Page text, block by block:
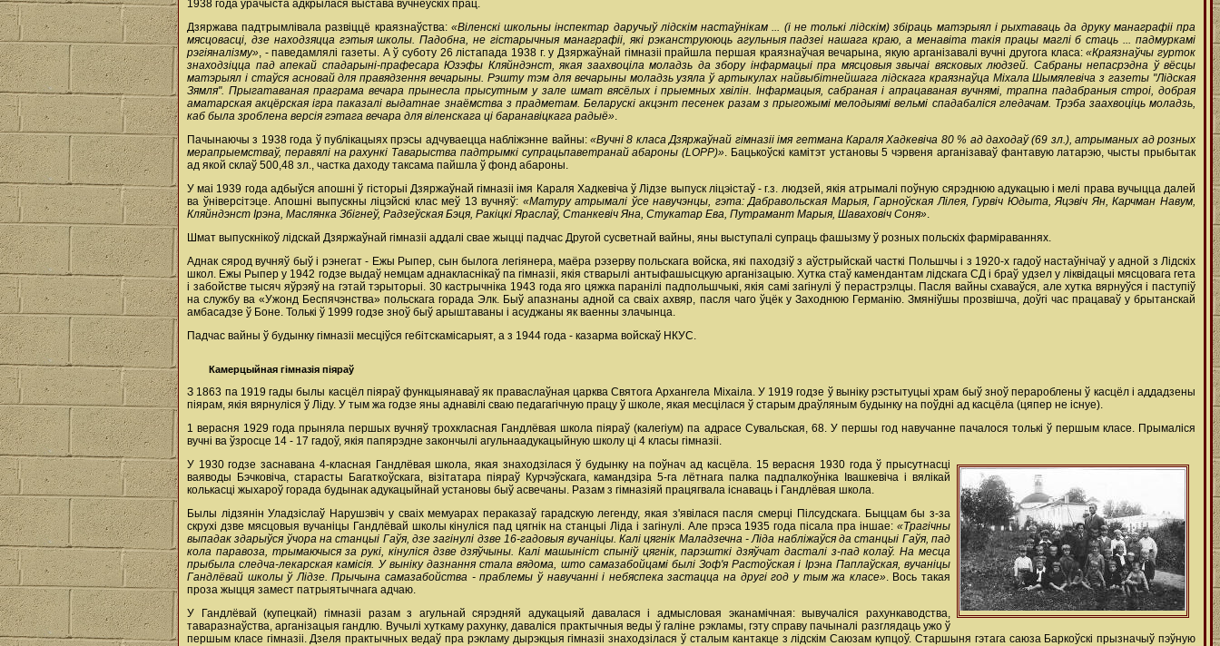
1938 года ўрачыста адкрылася выстава вучнёўскіх прац.
Дзяржава падтрымлівала развіццё краязнаўства: «Віленскі школьны інспектар даручыў лідскім настаўнікам ... (і не толькі лідскім) збіраць матэрыял і рыхтаваць да друку манаграфіі пра
мясцовасці, дзе находзяцца гэтыя школы. Падобна, не гістарычныя манаграфіі, які рэканструююць агульныя падзеі нашага краю, а менавіта такія працы маглі б стаць ... падмуркамі
рэгіяналізму», - паведамлялі газеты. А ў суботу 26 лістапада 1938 г. у Дзяржаўнай гімназіі прайшла першая краязнаўчая вечарына, якую арганізавалі вучні другога класа:«Краязнаўчы гурток
знаходзіцца пад апекай спадарыні-прафесара Юзэфы Кляйндэнст, якая заахвоціла моладзь да збору інфармацыі пра мясцовыя звычаі вясковых людзей. Сабраны непасрэдна ў вёсцы
матэрыял і стаўся асновай для правядзення вечарыны. Рэшту тэм для вечарыны моладзь узяла ў артыкулах найвыбітнейшага лідскага краязнаўца Міхала Шымялевіча з газеты "Лідская
Зямля". Прыгатаваная праграма вечара прынесла прысутным у зале шмат вясёлых і прыемных хвілін. Інфармацыя, сабраная і апрацаваная вучнямі, трапна падабраныя строі, добрая
аматарская акцёрская ігра паказалі выдатнае знаёмства з прадметам. Беларускі акцэнт песенек разам з прыгожымі мелодыямі вельмі спадабаліся гледачам. Трэба заахвоціць моладзь,
каб была зроблена версія гэтага вечара для віленскага ці баранавіцкага радыё».
Пачынаючы з 1938 года ў публікацыях прэсы адчуваецца набліжэнне вайны:«Вучні 8 класа Дзяржаўнай гімназіі імя гетмана Караля Хадкевіча 80 % ад даходаў (69 зл.), атрыманых ад розных
мерапрыемстваў, перавялі на рахункі Таварыства падтрымкі супрацьпаветранай абароны (LOPP)». Бацькоўскі камітэт установы 5 чэрвеня арганізаваў фантавую латарэю, чысты прыбытак
ад якой склаў 500,48 зл., частка даходу таксама пайшла ў фонд абароны.
У маі 1939 года адбыўся апошні ў гісторыі Дзяржаўнай гімназіі імя Караля Хадкевіча ў Лідзе выпуск ліцэістаў - г.з. людзей, якія атрымалі поўную сярэднюю адукацыю і мелі права вучыцца далей
ва ўніверсітэце. Апошні выпускны ліцэйскі клас меў 13 вучняў: «Матуру атрымалі ўсе навучэнцы, гэта: Дабравольская Марыя, Гарноўская Лілея, Гурвіч Юдыта, Яцэвіч Ян, Карчман Навум,
Кляйндэнст Ірэна, Маслянка Збігнеў, Радзеўская Бэця, Ракіцкі Яраслаў, Станкевіч Яна, Стукатар Ева, Путрамант Марыя, Шаваховіч Соня».
Шмат выпускнікоў лідскай Дзяржаўнай гімназіі аддалі свае жыцці падчас Другой сусветнай вайны, яны выступалі супраць фашызму ў розных польскіх фарміраваннях.
Аднак сярод вучняў быў і рэнегат - Ежы Рыпер, сын былога легіянера, маёра рэзерву польскага войска, які паходзіў з аўстрыйскай часткі Польшчы і з 1920-х гадоў настаўнічаў у адной з Лідскіх
школ. Ежы Рыпер у 1942 годзе выдаў немцам аднакласнікаў па гімназіі, якія стварылі антыфашысцкую арганізацыю. Хутка стаў камендантам лідскага СД і браў удзел у ліквідацыі мясцовага гета
і забойстве тысяч яўрэяў на гэтай тэрыторыі. 30 кастрычніка 1943 года яго цяжка паранілі падпольшчыкі, якія самі загінулі ў перастрэлцы. Пасля вайны схаваўся, але хутка вярнуўся і паступіў
на службу ва «Ужонд Беспячэнства» польскага горада Элк. Быў апазнаны адной са сваіх ахвяр, пасля чаго ўцёк у Заходнюю Германію. Змяніўшы прозвішча, доўгі час працаваў у брытанскай
амбасадзе ў Боне. Толькі ў 1999 годзе зноў быў арыштаваны і асуджаны як ваенны злачынца.
Падчас вайны ў будынку гімназіі месцiўся гебiтскамiсарыят, а з 1944 года - казарма войскаў НКУС.
Камерцыйная гімназія піяраў
З 1863 па 1919 гады былы касцёл піяраў функцыянаваў як праваслаўная царква Святога Архангела Міхаіла. У 1919 годзе ў выніку рэстытуцыі храм быў зноў перароблены ў касцёл і аддадзены
піярам, якія вярнуліся ў Ліду. У тым жа годзе яны аднавілі сваю педагагічную працу ў школе, якая месцілася ў старым драўляным будынку на поўдні ад касцёла (цяпер не існуе).
1 верасня 1929 года прыняла першых вучняў трохкласная Гандлёвая школа піяраў (калегіум) па адрасе Сувальская, 68. У першы год навучанне пачалося толькі ў першым класе. Прымаліся
вучні ва ўзросце 14 - 17 гадоў, якія папярэдне закончылі агульнаадукацыйную школу ці 4 класы гімназіі.
У 1930 годзе заснавана 4-класная Гандлёвая школа, якая знаходзілася ў будынку на поўнач ад касцёла. 15 верасня 1930 года ў прысутнасці
ваяводы Бэчковіча, старасты Багаткоўскага, візітатара піяраў Курчэўскага, камандзіра 5-га лётнага палка падпалкоўніка Івашкевіча і вялікай
колькасці жыхароў горада будынак адукацыйнай установы быў асвечаны. Разам з гімназіяй працягвала існаваць і Гандлёвая школа.
Былы лідзянін Уладзіслаў Нарушэвіч у сваіх мемуарах пераказаў гарадскую легенду, якая з'явілася пасля смерці Пілсудскага. Быццам бы з-за
скрухі дзве мясцовыя вучаніцы Гандлёвай школы кінуліся пад цягнік на станцыі Ліда і загінулі. Але прэса 1935 года пісала пра іншае: «Трагічны
выпадак здарыўся ўчора на станцыі Гаўя, дзе загінулі дзве 16-гадовыя вучаніцы. Калі цягнік Маладзечна - Ліда набліжаўся да станцыі Гаўя, пад
кола паравоза, трымаючыся за рукі, кінуліся дзве дзяўчыны. Калі машыніст спыніў цягнік, парэшткі дзяўчат дасталі з-пад колаў. На месца
прыбыла следча-лекарская камісія. У выніку дазнання стала вядома, што самазабойцамі былі Зоф'я Растоўская і Ірэна Паплаўская, вучаніцы
Гандлёвай школы ў Лідзе. Прычына самазабойства - праблемы ў навучанні і небяспека застацца на другі год у тым жа класе». Вось такая
проза жыцця замест патрыятычнага адчаю.
У Гандлёвай (купецкай) гімназіі разам з агульнай сярэдняй адукацыяй давалася і адмысловая эканамічная: вывучаліся рахункаводства,
таваразнаўства, арганізацыя гандлю. Вучылі хуткаму рахунку, даваліся практычныя веды ў галіне рэкламы, гэту справу пачыналі разглядаць ужо ў
першым класе гімназіі. Дзеля практычных ведаў пра рэкламу дырэкцыя гімназіі знаходзілася ў сталым кантакце з лідскім Саюзам купцоў. Старшыня гэтага саюза Баркоўскі прызначыў пэўную